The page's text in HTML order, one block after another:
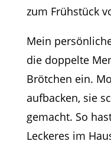
zum Frühstück
Mein
die doppelte
Brötchen ein.
aufbacken, sie
gemacht. So
Leckeres im